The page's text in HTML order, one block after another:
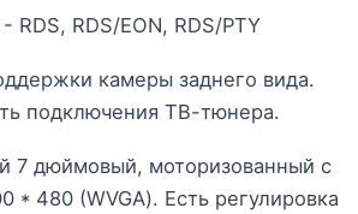
RDS, RDS/EON, RDS/PTY
камеры заднего вида.
подключения ТВ-тюнера.
7 дюймовый, моторизованный с
* 480 (WVGA). Есть регулировка